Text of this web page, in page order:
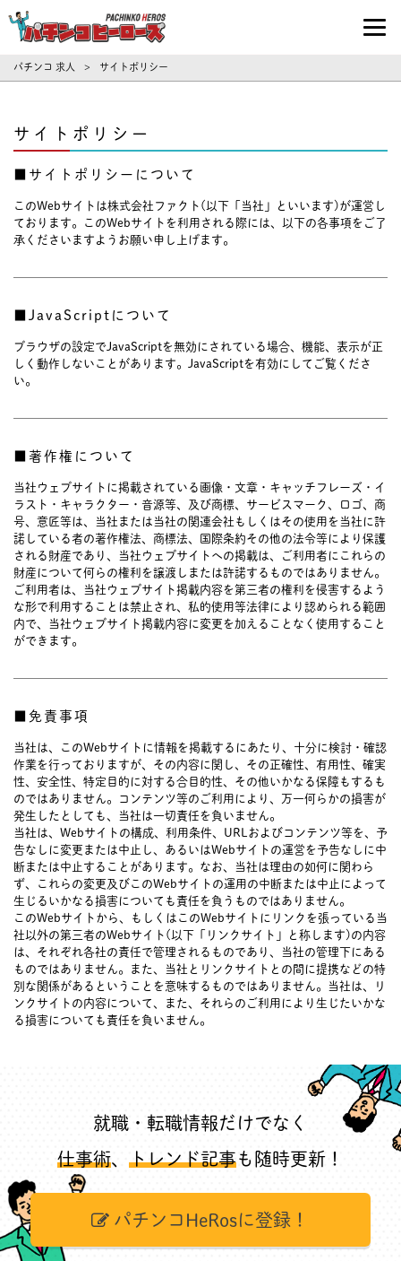
パチンコ求人・転職ならパチンコヒーロ
パチンコ 求人 > サイトポリシー
サイトポリシー
■サイトポリシーについて
このWebサイトは株式会社ファクト(以下「当社」といいます)が運営し
ております。このWebサイトを利用される際には、以下の各事項をご了
承くださいますようお願い申し上げます。
■JavaScriptについて
ブラウザの設定でJavaScriptを無効にされている場合、機能、表示が正
しく動作しないことがあります。JavaScriptを有効にしてご覧くださ
い。
■著作権について
当社ウェブサイトに掲載されている画像・文章・キャッチフレーズ・イ
ラスト・キャラクター・音源等、及び商標、サービスマーク、ロゴ、商
号、意匠等は、当社または当社の関連会社もしくはその使用を当社に許
諾している者の著作権法、商標法、国際条約その他の法令等により保護
される財産であり、当社ウェブサイトへの掲載は、ご利用者にこれらの
財産について何らの権利を譲渡しまたは許諾するものではありません。
ご利用者は、当社ウェブサイト掲載内容を第三者の権利を侵害するよう
な形で利用することは禁止され、私的使用等法律により認められる範囲
内で、当社ウェブサイト掲載内容に変更を加えることなく使用すること
ができます。
■免責事項
当社は、このWebサイトに情報を掲載するにあたり、十分に検討・確認
作業を行っておりますが、その内容に関し、その正確性、有用性、確実
性、安全性、特定目的に対する合目的性、その他いかなる保障もするも
のではありません。コンテンツ等のご利用により、万一何らかの損害が
発生したとしても、当社は一切責任を負いません。
当社は、Webサイトの構成、利用条件、URLおよびコンテンツ等を、予
告なしに変更または中止し、あるいはWebサイトの運営を予告なしに中
断または中止することがあります。なお、当社は理由の如何に関わら
ず、これらの変更及びこのWebサイトの運用の中断または中止によって
生じるいかなる損害についても責任を負うものではありません。
このWebサイトから、もしくはこのWebサイトにリンクを張っている当
社以外の第三者のWebサイト(以下「リンクサイト」と称します)の内容
は、それぞれ各社の責任で管理されるものであり、当社の管理下にある
ものではありません。また、当社とリンクサイトとの間に提携などの特
別な関係があるということを意味するものではありません。当社は、リ
ンクサイトの内容について、また、それらのご利用により生じたいかな
る損害についても責任を負いません。
就職・転職情報だけでなく
仕事術、 トレンド記事も随時更新！
パチンコHeRosに登録！